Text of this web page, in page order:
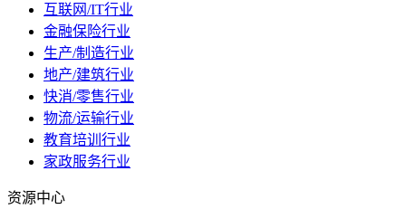
互联网/IT行业
金融保险行业
生产/制造行业
地产/建筑行业
快消/零售行业
物流/运输行业
教育培训行业
家政服务行业
资源中心